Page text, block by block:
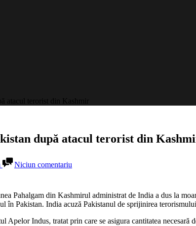
atacul terorist din Kashmir
după atacul terorist din
Niciun comentariuTensiuni
și
Pakistan
atacul
Pahalgam din Kashmirul administrat de India a dus la
în Pakistan. India acuză Pakistanul de sprijinirea
Apelor Indus, tratat prin care se asigura cantitatea necesară